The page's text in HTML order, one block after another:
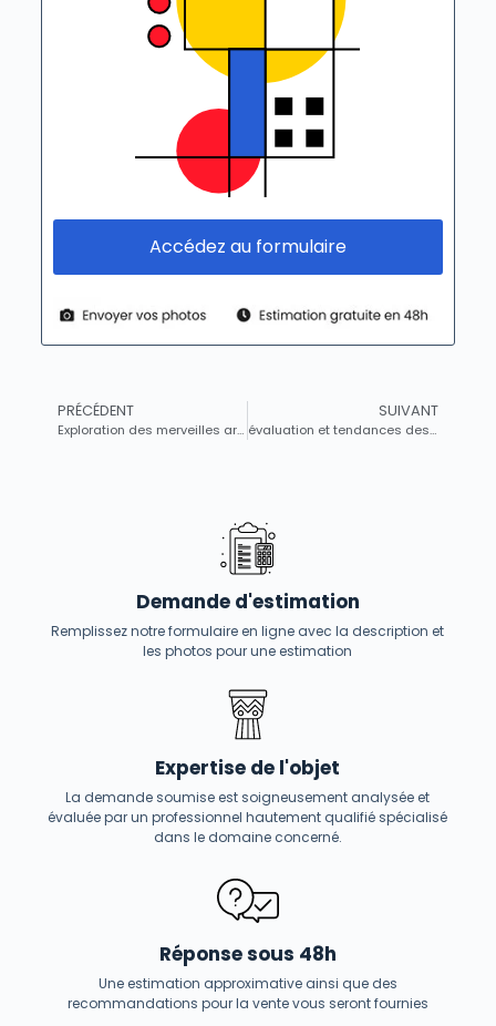
Accédez au formulaire
PRÉCÉDENT
Exploration des merveilles artistiques sous la dynastie Ming – Porcelaines fines et calligraphie élégante
SUIVANT
évaluation et tendances des prix sur le marché de l’art africain : focus sur les sculptures
Demande d'estimation
Remplissez notre formulaire en ligne avec la description et
les photos pour une estimation
Expertise de l'objet
La demande soumise est soigneusement analysée et
évaluée par un professionnel hautement qualifié spécialisé
dans le domaine concerné.
Réponse sous 48h
Une estimation approximative ainsi que des
recommandations pour la vente vous seront fournies